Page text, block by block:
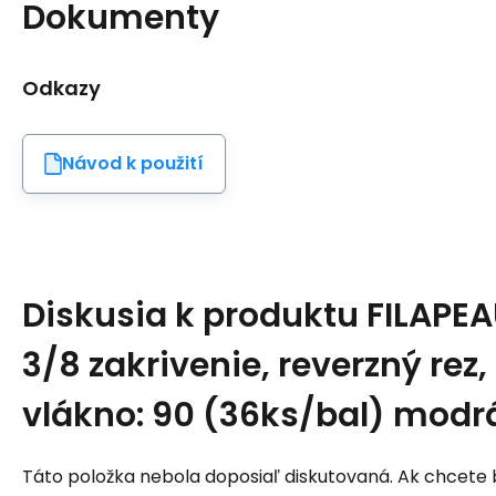
Dokumenty
Odkazy
Návod k použití
Diskusia k produktu
3/8 zakrivenie, reverzný rez,
vlákno: 90 (36ks/bal)
Táto položka nebola doposiaľ diskutovaná. Ak chcete